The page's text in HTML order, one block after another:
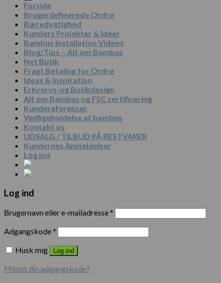
Forside
Brugerdefinerede Ordre
Bæredygtighed
Kunders Projekter & Ideer
Bambus Installation Videos
Blog/Tips – Alt om Bambus
Net Butik
Fragt Betaling for Ordre
Ideas & Inspiration
Erhvervs-og Butikdesign
Alt om Bambus og FSC certificering
Kundereferencer
Vedligeholdelse af bambus
Kontakt os
UDSALG / TILBUD PÅ RESTVARER
Kundernes Anmeldelser
Log ind
Log ind
Brugernavn eller e-mailadresse*
Adgangskode*
Husk mig
Log ind
Mistet din adgangskode?